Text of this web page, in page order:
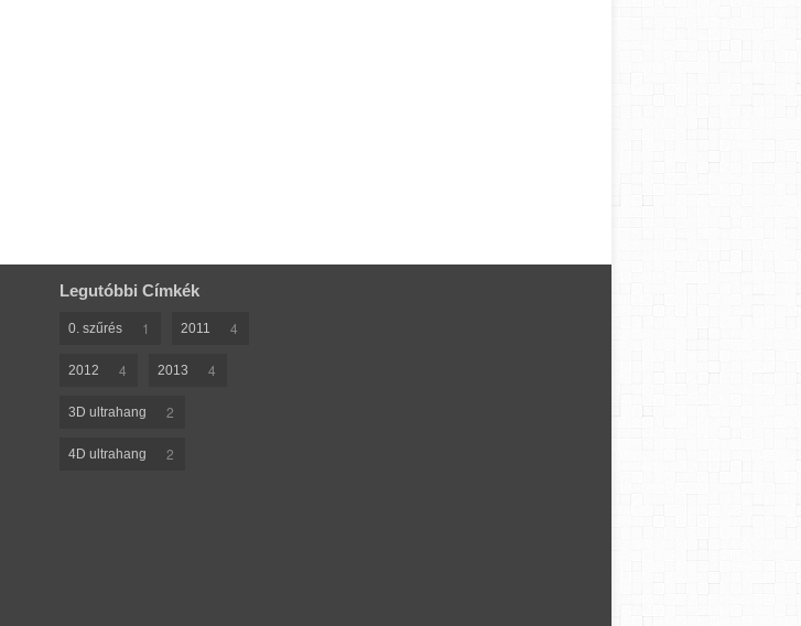
Legutóbbi Címkék
0. szűrés 1 2011 4
2012 4 2013 4
3D ultrahang 2
4D ultrahang 2